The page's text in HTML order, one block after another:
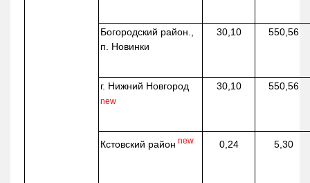
Богородский район.,
п. Новинки
30,10 550,56
г. Нижний Новгород
new
30,10 550,56
Кстовский район new 0,24 5,30